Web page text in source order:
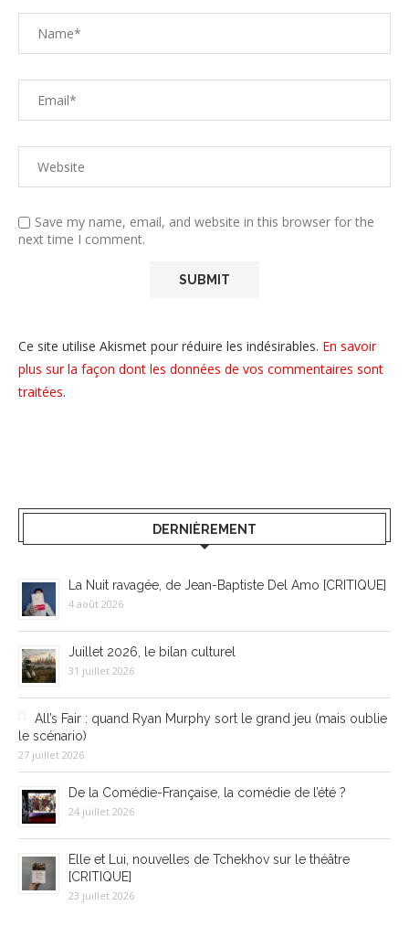
Save my name, email, and website in this browser for the
next time I comment.
Ce site utilise Akismet pour réduire les indésirables. En savoir
plus sur la façon dont les données de vos commentaires sont
traitées.
DERNIÈREMENT
La Nuit ravagée, de Jean-Baptiste Del Amo [CRITIQUE]
4 août 2026
Juillet 2026, le bilan culturel
31 juillet 2026
All’s Fair : quand Ryan Murphy sort le grand jeu (mais oublie
le scénario)
27 juillet 2026
De la Comédie-Française, la comédie de l’été ?
24 juillet 2026
Elle et Lui, nouvelles de Tchekhov sur le théâtre
[CRITIQUE]
23 juillet 2026